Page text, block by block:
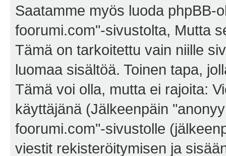
Saatamme myös luoda phpBB-
foorumi.com"-sivustolta, Mutta
Tämä on tarkoitettu vain niille
luomaa sisältöä. Toinen tapa,
Tämä voi olla, mutta ei rajoita:
käyttäjänä (Jälkeenpäin
foorumi.com"-sivustolle
viestit rekisteröitymisen ja